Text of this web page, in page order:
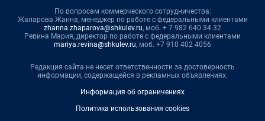
По вопросам коммерческого сотрудничества:
Жапарова Жанна, менеджер по работе с федеральными клиентами
zhanna.zhaparova@shkulev.ru, моб. + 7 982 640 34 32
Ревина Мария, директор по работе с федеральными клиентами
mariya.revina@shkulev.ru, моб. +7 910 402 4056
Редакция сайта не несет ответственности за достоверность
информации, содержащейся в рекламных объявлениях.
Информация об ограничениях
Политика использования cookies